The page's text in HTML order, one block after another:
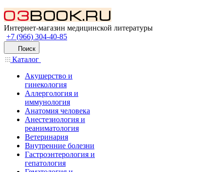
Интернет-магазин медицинской литературы
+7 (966) 304-40-85
Поиск
Каталог
Акушерство и
гинекология
Аллергология и
иммунология
Анатомия человека
Анестезиология и
реаниматология
Ветеринария
Внутренние болезни
Гастроэнтерология и
гепатология